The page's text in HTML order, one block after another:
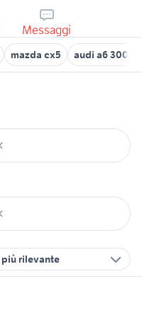
Messaggi
mazda cx5 audi a6 3000
più rilevante